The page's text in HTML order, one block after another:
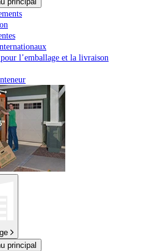
l’emballage et la livraison
principal